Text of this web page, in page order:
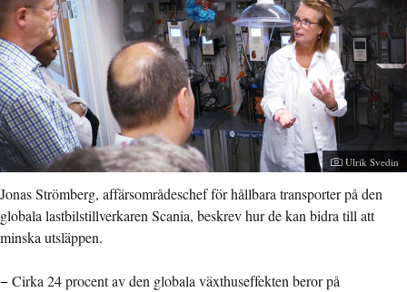
Fotograf:
Ulrik Svedin
Jonas Strömberg, affärsområdeschef för hållbara transporter på den
globala lastbilstillverkaren Scania, beskrev hur de kan bidra till att
minska utsläppen.
− Cirka 24 procent av den globala växthuseffekten beror på